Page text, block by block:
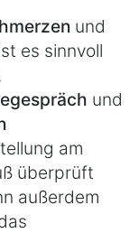
und
es sinnvoll
und
am
überprüft
außerdem